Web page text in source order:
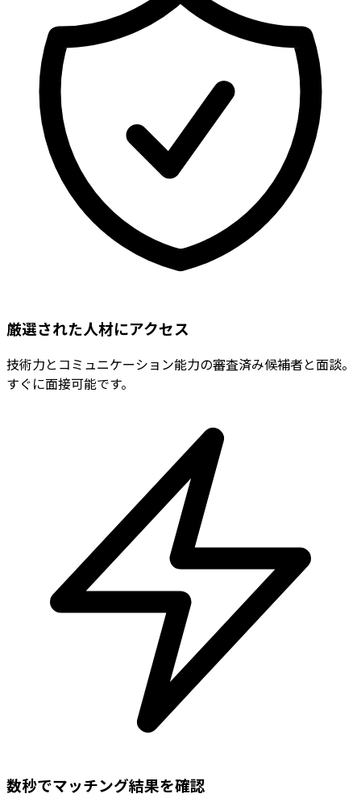
厳選された人材にアクセス
技術力とコミュニケーション能力の審査済み候補者と面談。
すぐに面接可能です。
数秒でマッチング結果を確認